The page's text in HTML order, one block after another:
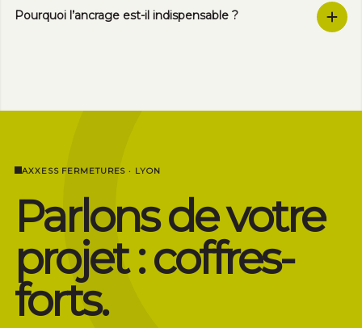
Pourquoi l’ancrage est-il indispensable ?
AXXESS FERMETURES · LYON
Parlons de votre
projet : coffres-
forts.